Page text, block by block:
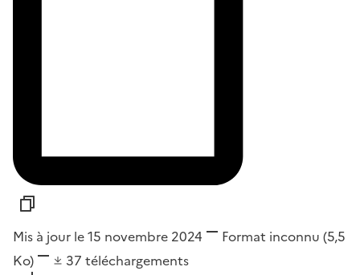
Mis à jour le 15 novembre 2024 Format inconnu (5,5
Ko)
37 téléchargements